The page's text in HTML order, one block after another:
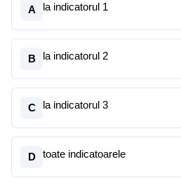
A la indicatorul 1
B la indicatorul 2
C la indicatorul 3
D toate indicatoarele